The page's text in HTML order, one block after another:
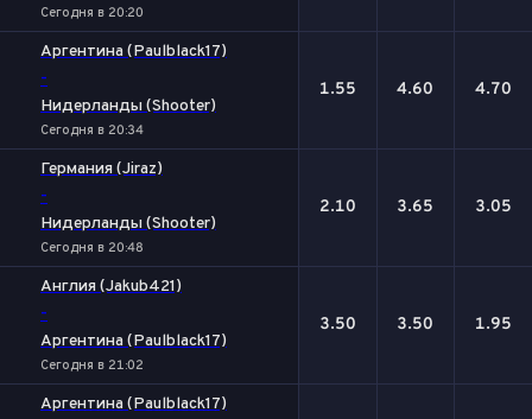
Сегодня в 20:20
Аргентина (Paulblack17)
-
Нидерланды (Shooter)
Сегодня в 20:34
1.55 4.60 4.70
Германия (Jiraz)
-
Нидерланды (Shooter)
Сегодня в 20:48
2.10 3.65 3.05
Англия (Jakub421)
-
Аргентина (Paulblack17)
Сегодня в 21:02
3.50 3.50 1.95
Аргентина (Paulblack17)